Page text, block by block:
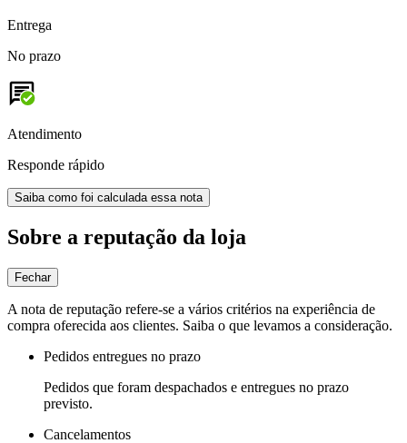
Entrega
No prazo
Atendimento
Responde rápido
Saiba como foi calculada essa nota
Sobre a reputação da loja
Fechar
A nota de reputação refere-se a vários critérios na experiência de
compra oferecida aos clientes. Saiba o que levamos a consideração.
Pedidos entregues no prazo
Pedidos que foram despachados e entregues no prazo
previsto.
Cancelamentos